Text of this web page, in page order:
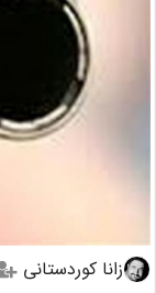
زانا کوردستانی